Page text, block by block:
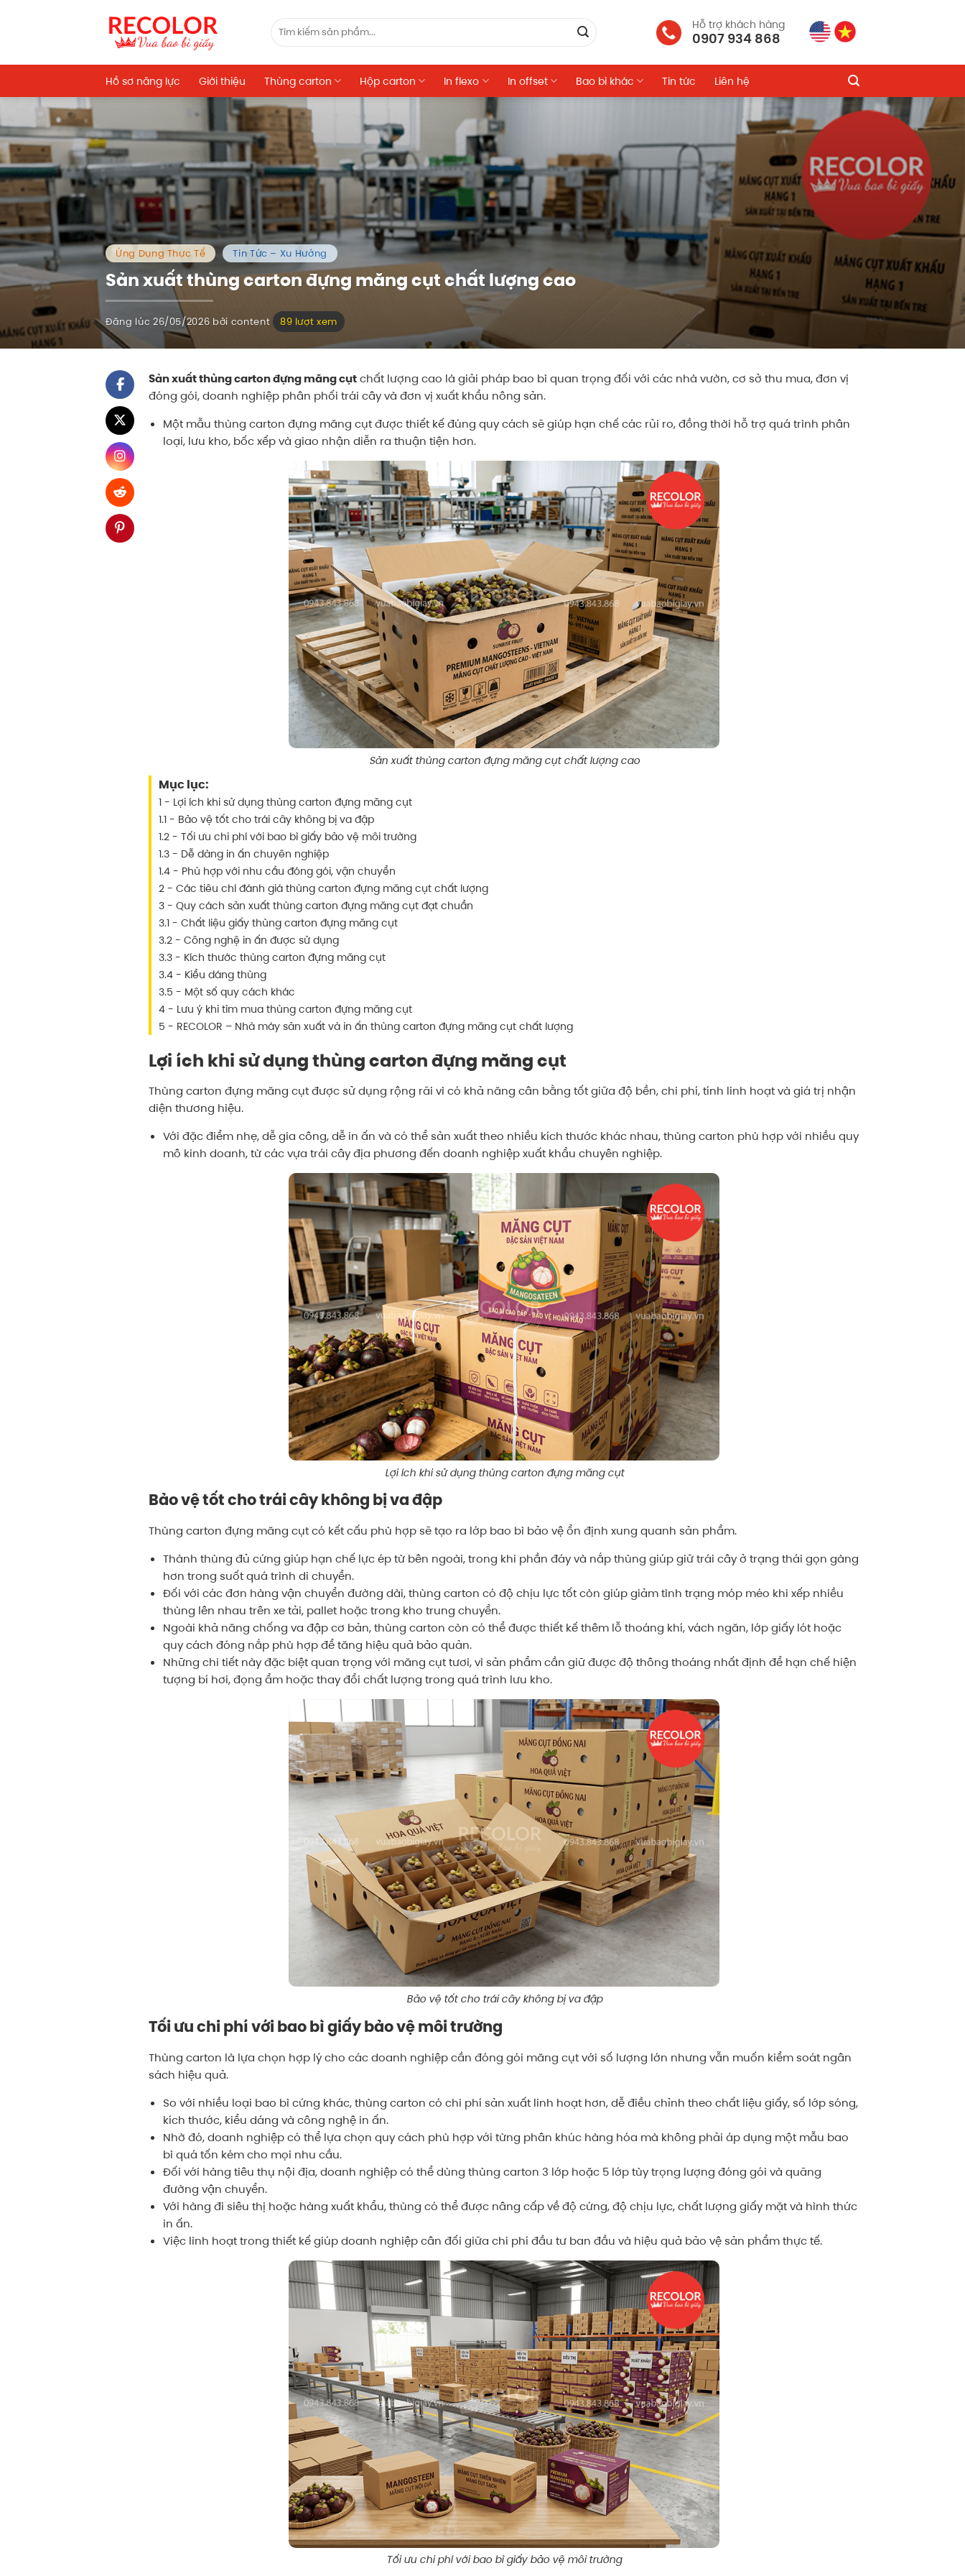
dung
kiếm:
Hỗ trợ khách hàng
0907 934 868
Hồ sơ năng lực Giới thiệu Thùng carton Hộp carton In flexo In offset Bao bì khác Tin tức Liên hệ
Ứng Dụng Thực Tế Tin Tức – Xu Hướng
Sản xuất thùng carton đựng măng cụt chất lượng cao
Đăng lúc 26/05/2026 bởi content 89 lượt xem
Sản xuất thùng carton đựng măng cụtchất lượng cao là giải pháp bao bì quan trọng đối với các nhà vườn, cơ sở thu mua, đơn vị
đóng gói, doanh nghiệp phân phối trái cây và đơn vị xuất khẩu nông sản.
Một mẫu thùng carton đựng măng cụt được thiết kế đúng quy cách sẽ giúp hạn chế các rủi ro, đồng thời hỗ trợ quá trình phân
loại, lưu kho, bốc xếp và giao nhận diễn ra thuận tiện hơn.
Sản xuất thùng carton đựng măng cụt chất lượng cao
Mục lục:
1 - Lợi ích khi sử dụng thùng carton đựng măng cụt
1.1 - Bảo vệ tốt cho trái cây không bị va đập
1.2 - Tối ưu chi phí với bao bì giấy bảo vệ môi trường
1.3 - Dễ dàng in ấn chuyên nghiệp
1.4 - Phù hợp với nhu cầu đóng gói, vận chuyển
2 - Các tiêu chí đánh giá thùng carton đựng măng cụt chất lượng
3 - Quy cách sản xuất thùng carton đựng măng cụt đạt chuẩn
3.1 - Chất liệu giấy thùng carton đựng măng cụt
3.2 - Công nghệ in ấn được sử dụng
3.3 - Kích thước thùng carton đựng măng cụt
3.4 - Kiểu dáng thùng
3.5 - Một số quy cách khác
4 - Lưu ý khi tìm mua thùng carton đựng măng cụt
5 - RECOLOR – Nhà máy sản xuất và in ấn thùng carton đựng măng cụt chất lượng
Lợi ích khi sử dụng thùng carton đựng măng cụt
Thùng carton đựng măng cụt được sử dụng rộng rãi vì có khả năng cân bằng tốt giữa độ bền, chi phí, tính linh hoạt và giá trị nhận
diện thương hiệu.
Với đặc điểm nhẹ, dễ gia công, dễ in ấn và có thể sản xuất theo nhiều kích thước khác nhau, thùng carton phù hợp với nhiều quy
mô kinh doanh, từ các vựa trái cây địa phương đến doanh nghiệp xuất khẩu chuyên nghiệp.
Lợi ích khi sử dụng thùng carton đựng măng cụt
Bảo vệ tốt cho trái cây không bị va đập
Thùng carton đựng măng cụt có kết cấu phù hợp sẽ tạo ra lớp bao bì bảo vệ ổn định xung quanh sản phẩm.
Thành thùng đủ cứng giúp hạn chế lực ép từ bên ngoài, trong khi phần đáy và nắp thùng giúp giữ trái cây ở trạng thái gọn gàng
hơn trong suốt quá trình di chuyển.
Đối với các đơn hàng vận chuyển đường dài, thùng carton có độ chịu lực tốt còn giúp giảm tình trạng móp méo khi xếp nhiều
thùng lên nhau trên xe tải, pallet hoặc trong kho trung chuyển.
Ngoài khả năng chống va đập cơ bản, thùng carton còn có thể được thiết kế thêm lỗ thoáng khí, vách ngăn, lớp giấy lót hoặc
quy cách đóng nắp phù hợp để tăng hiệu quả bảo quản.
Những chi tiết này đặc biệt quan trọng với măng cụt tươi, vì sản phẩm cần giữ được độ thông thoáng nhất định để hạn chế hiện
tượng bí hơi, đọng ẩm hoặc thay đổi chất lượng trong quá trình lưu kho.
Bảo vệ tốt cho trái cây không bị va đập
Tối ưu chi phí với bao bì giấy bảo vệ môi trường
Thùng carton là lựa chọn hợp lý cho các doanh nghiệp cần đóng gói măng cụt với số lượng lớn nhưng vẫn muốn kiểm soát ngân
sách hiệu quả.
So với nhiều loại bao bì cứng khác, thùng carton có chi phí sản xuất linh hoạt hơn, dễ điều chỉnh theo chất liệu giấy, số lớp sóng,
kích thước, kiểu dáng và công nghệ in ấn.
Nhờ đó, doanh nghiệp có thể lựa chọn quy cách phù hợp với từng phân khúc hàng hóa mà không phải áp dụng một mẫu bao
bì quá tốn kém cho mọi nhu cầu.
Đối với hàng tiêu thụ nội địa, doanh nghiệp có thể dùng thùng carton 3 lớp hoặc 5 lớp tùy trọng lượng đóng gói và quãng
đường vận chuyển.
Với hàng đi siêu thị hoặc hàng xuất khẩu, thùng có thể được nâng cấp về độ cứng, độ chịu lực, chất lượng giấy mặt và hình thức
in ấn.
Việc linh hoạt trong thiết kế giúp doanh nghiệp cân đối giữa chi phí đầu tư ban đầu và hiệu quả bảo vệ sản phẩm thực tế.
Tối ưu chi phí với bao bì giấy bảo vệ môi trường